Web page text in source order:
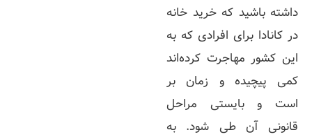
داشته باشید که خرید خانه
در کانادا برای افرادی که به
این کشور مهاجرت کرده‌اند
کمی پیچیده و زمان بر
است و بایستی مراحل
قانونی آن طی شود. به